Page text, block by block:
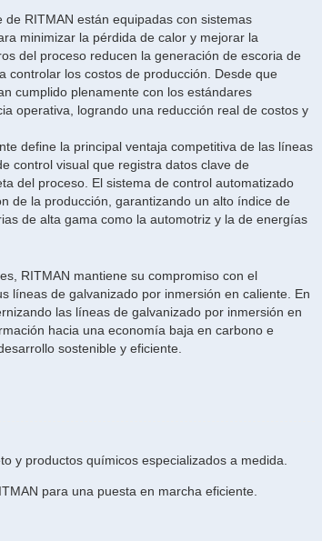
RITMAN están equipadas con sistemas
minimizar la pérdida de calor y mejorar la
del proceso reducen la generación de escoria de
controlar los costos de producción. Desde que
cumplido plenamente con los estándares
operativa, logrando una reducción real de costos y
define la principal ventaja competitiva de las líneas
control visual que registra datos clave de
del proceso. El sistema de control automatizado
de la producción, garantizando un alto índice de
de alta gama como la automotriz y la de energías
RITMAN mantiene su compromiso con el
líneas de galvanizado por inmersión en caliente. En
las líneas de galvanizado por inmersión en
hacia una economía baja en carbono e
sostenible y eficiente.
y productos químicos especializados a medida.
para una puesta en marcha eficiente.